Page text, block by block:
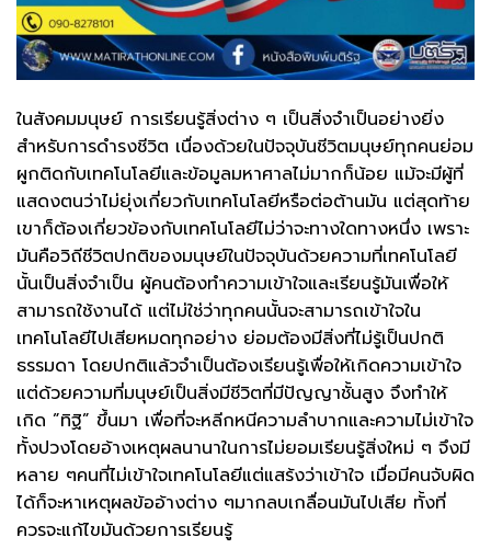
ในสังคมมนุษย์ การเรียนรู้สิ่งต่าง ๆ เป็นสิ่งจำเป็นอย่างยิ่ง
สำหรับการดำรงชีวิต เนื่องด้วยในปัจจุบันชีวิตมนุษย์ทุกคนย่อม
ผูกติดกับเทคโนโลยีและข้อมูลมหาศาลไม่มากก็น้อย แม้จะมีผู้ที่
แสดงตนว่าไม่ยุ่งเกี่ยวกับเทคโนโลยีหรือต่อต้านมัน แต่สุดท้าย
เขาก็ต้องเกี่ยวข้องกับเทคโนโลยีไม่ว่าจะทางใดทางหนึ่ง เพราะ
มันคือวิถีชีวิตปกติของมนุษย์ในปัจจุบันด้วยความที่เทคโนโลยี
นั้นเป็นสิ่งจำเป็น ผู้คนต้องทำความเข้าใจและเรียนรู้มันเพื่อให้
สามารถใช้งานได้ แต่ไม่ใช่ว่าทุกคนนั้นจะสามารถเข้าใจใน
เทคโนโลยีไปเสียหมดทุกอย่าง ย่อมต้องมีสิ่งที่ไม่รู้เป็นปกติ
ธรรมดา โดยปกติแล้วจำเป็นต้องเรียนรู้เพื่อให้เกิดความเข้าใจ
แต่ด้วยความที่มนุษย์เป็นสิ่งมีชีวิตที่มีปัญญาชั้นสูง จึงทำให้
เกิด ”ทิฐิ” ขึ้นมา เพื่อที่จะหลีกหนีความลำบากและความไม่เข้าใจ
ทั้งปวงโดยอ้างเหตุผลนานาในการไม่ยอมเรียนรู้สิ่งใหม่ ๆ จึงมี
หลาย ๆคนที่ไม่เข้าใจเทคโนโลยีแต่แสร้งว่าเข้าใจ เมื่อมีคนจับผิด
ได้ก็จะหาเหตุผลข้ออ้างต่าง ๆมากลบเกลื่อนมันไปเสีย ทั้งที่
ควรจะแก้ไขมันด้วยการเรียนรู้